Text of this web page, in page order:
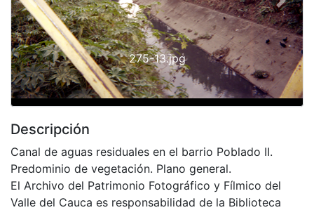
275-13.jpg
Previous Next
Descripción
Canal de aguas residuales en el barrio Poblado II.
Predominio de vegetación. Plano general.
El Archivo del Patrimonio Fotográfico y Fílmico del
Valle del Cauca es responsabilidad de la Biblioteca